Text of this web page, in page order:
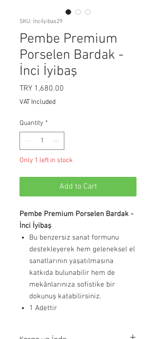
SKU: İnciİyibas29
Pembe Premium
Porselen Bardak -
İnci İyibaş
TRY 1,680.00
VAT Included
Quantity *
Only 1 left in stock
Add to Cart
Pembe Premium Porselen Bardak -
İnci İyibaş
Bu benzersiz sanat formunu
destekleyerek hem geleneksel el
sanatlarının yaşatılmasına
katkıda bulunabilir hem de
mekânlarınıza sofistike bir
dokunuş katabilirsiniz.
1 Adettir